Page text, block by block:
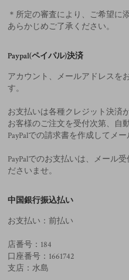
＊所定の審査により、ご希望に
あらかじめご了承ください。
Paypal(ペイパル)決済
アカウント、メールアドレスを
す。
お支払いは各種クレジット決済
お客様のご注文を受付次第、自
PayPalでの請求書を作成してメ
PayPalでのお支払いは、メール
ださいませ。
中国銀行振込払い
お支払い：前払い
店番号：184
口座番号：1661742
支店：水島